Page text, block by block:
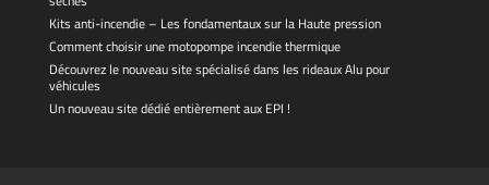
Kits anti-incendie – Les fondamentaux sur la Haute pression
Comment choisir une motopompe incendie thermique
Découvrez le nouveau site spécialisé dans les rideaux Alu pour
véhicules
Un nouveau site dédié entièrement aux EPI !